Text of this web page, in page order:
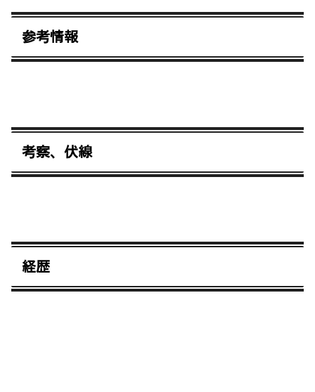
参考情報
考察、伏線
経歴